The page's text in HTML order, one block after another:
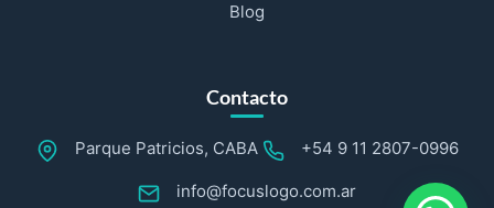
Blog
Contacto
Parque Patricios, CABA +54 9 11 2807-0996
info@focuslogo.com.ar